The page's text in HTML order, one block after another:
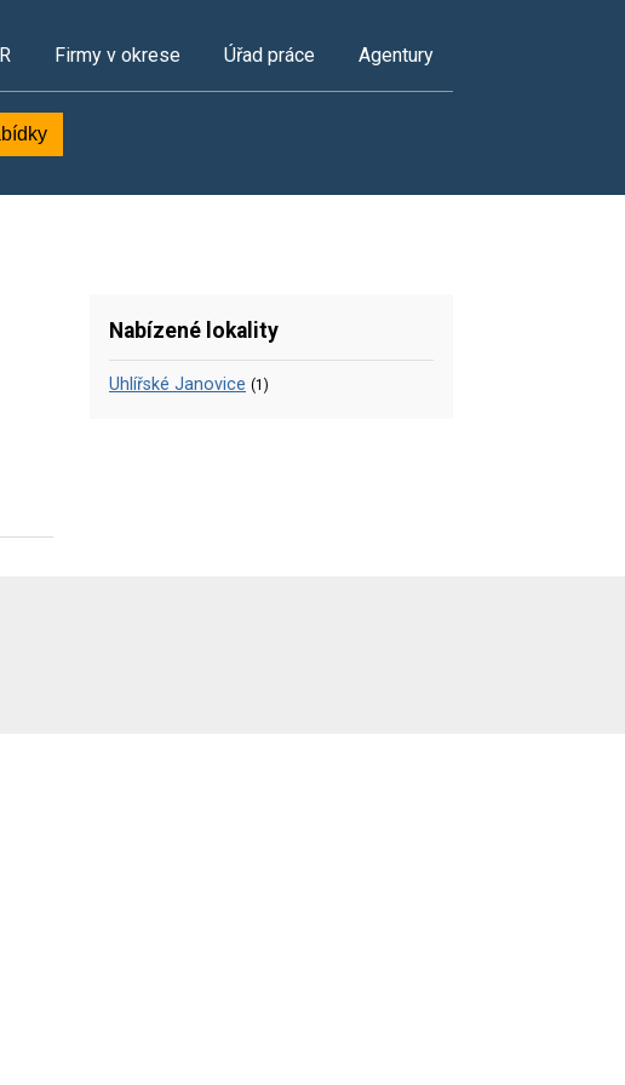
Firmy v okrese Úřad práce Agentury
Nabízené lokality
Uhlířské Janovice (1)